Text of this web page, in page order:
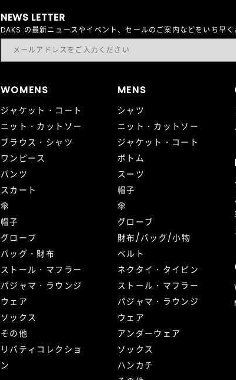
NEWS LETTER
DAKS の最新ニュースやイベント、セールのご案内などをいち早
WOMENS
ジャケット・コート
ニット・カットソー
ブラウス・シャツ
ワンピース
パンツ
スカート
傘
帽子
グローブ
バッグ・財布
ストール・マフラー
パジャマ・ラウンジ
ウェア
ソックス
その他
リバティコレクショ
ン
MENS
シャツ
ニット・カットソー
ジャケット・コート
ボトム
スーツ
帽子
傘
グローブ
財布/バッグ/小物
ベルト
ネクタイ・タイピン
ストール・マフラー
パジャマ・ラウンジ
ウェア
アンダーウェア
ソックス
ハンカチ